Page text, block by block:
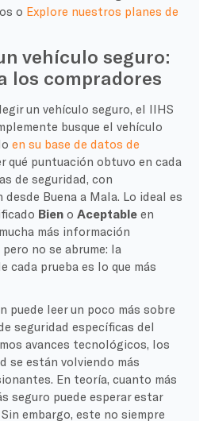
o Explore nuestros planes de
vehículo seguro:
los compradores
un vehículo seguro, el IIHS
busque el vehículo
en su base de datos de
qué puntuación obtuvo en cada
de seguridad, con
Buena a Mala. Lo ideal es
Bieno Aceptableen
más información
no se abrume: la
cada prueba es lo que más
puede leer un poco más sobre
seguridad específicas del
avances tecnológicos, los
se están volviendo más
En teoría, cuanto más
seguro puede esperar estar
embargo, este no siempre